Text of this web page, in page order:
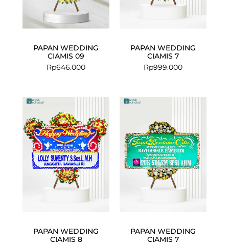
PAPAN WEDDING
CIAMIS 09
Rp646.000
PAPAN WEDDING
CIAMIS 7
Rp999.000
PAPAN WEDDING
CIAMIS 8
PAPAN WEDDING
CIAMIS 7